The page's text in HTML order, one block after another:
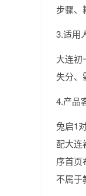
步骤、
3.适用
大连初
失分、
4.产品
兔启1
配大连
序首页
不属于